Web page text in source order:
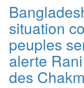
situation
peuples
alerte
des